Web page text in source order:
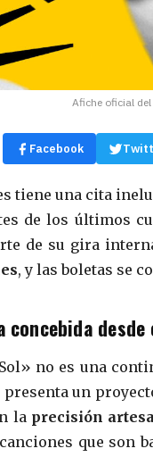
Afiche oficial
Facebook
tiene una cita
de los últimos
de su gira
, y las boletas se
concebida desde
no es una
un
la precisión
que son